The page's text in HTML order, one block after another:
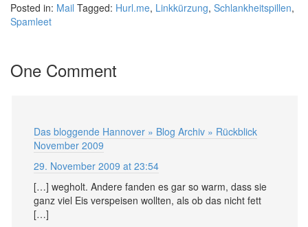
Posted in: Mail Tagged: Hurl.me, Linkkürzung, Schlankheitspillen,
Spamleet
One Comment
Das bloggende Hannover » Blog Archiv » Rückblick
November 2009
29. November 2009 at 23:54
[…] wegholt. Andere fanden es gar so warm, dass sie
ganz viel Eis verspeisen wollten, als ob das nicht fett
[…]